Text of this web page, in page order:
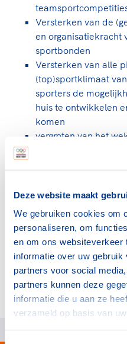
Deze website maakt
We gebruiken cookies om
personaliseren, om
en om ons websiteverkeer
informatie over uw
partners voor social
partners kunnen deze
informatie die u aan ze
verzameld op basis van
Sport gaat niet
Sport verenigt. Op
een rondje fietsen,
de sportschool te
voor Sifan Hassan,
Groot en het
genieten van de
de halve marathon van
Lees verder
High5 Stappenplan
Ruimte voor sport
Clubondersteuning
Beroepskrachten
Samen voor een
sportomgeving
langs de lijn, in de
En wat mag vooral
onderdeel van het
ongewenst gedrag.
Lees verder
Top
De TeamNL
De TeamNL
ontwikkelprogramma
binnen TeamNL
bestuurders,
toekomstig kader.
Versterken van de
en organisatiekracht
sportbonden
Versterken van alle
(top)sportklimaat
sporters de
huis te ontwikkelen
komen
vergroten van het
zichtbaarheid van
toegelicht.
Plan van aanpak
teamsportcompetities
Download nu